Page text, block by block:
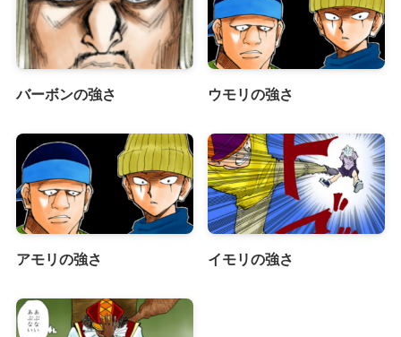
バーボンの強さ ウモリの強さ
アモリの強さ イモリの強さ